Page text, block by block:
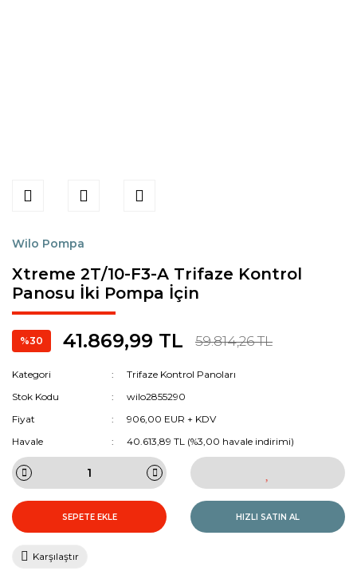
Wilo Pompa
Xtreme 2T/10-F3-A Trifaze Kontrol
Panosu İki Pompa İçin
%30 41.869,99 TL 59.814,26 TL
Kategori
Trifaze Kontrol Panoları
Stok Kodu
wilo2855290
Fiyat
906,00 EUR + KDV
Havale
40.613,89 TL (%3,00 havale indirimi)
SEPETE EKLE HIZLI SATIN AL
Karşılaştır